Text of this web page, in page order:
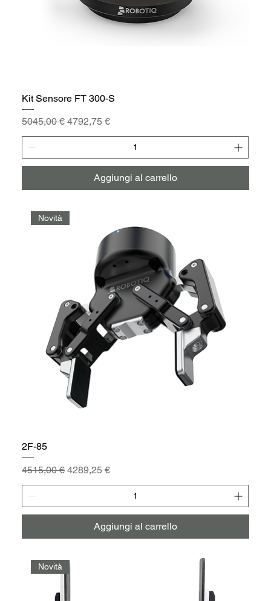
Kit Sensore FT 300-S
Prezzo regolare
5045,00 €Prezzo scontato
4792,75 €
Aggiungi al carrello
Novità
2F-85
Prezzo regolare
4515,00 €Prezzo scontato
4289,25 €
Aggiungi al carrello
Novità